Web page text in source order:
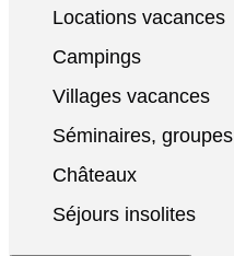
Locations vacances
Campings
Villages vacances
Séminaires, groupes
Châteaux
Séjours insolites